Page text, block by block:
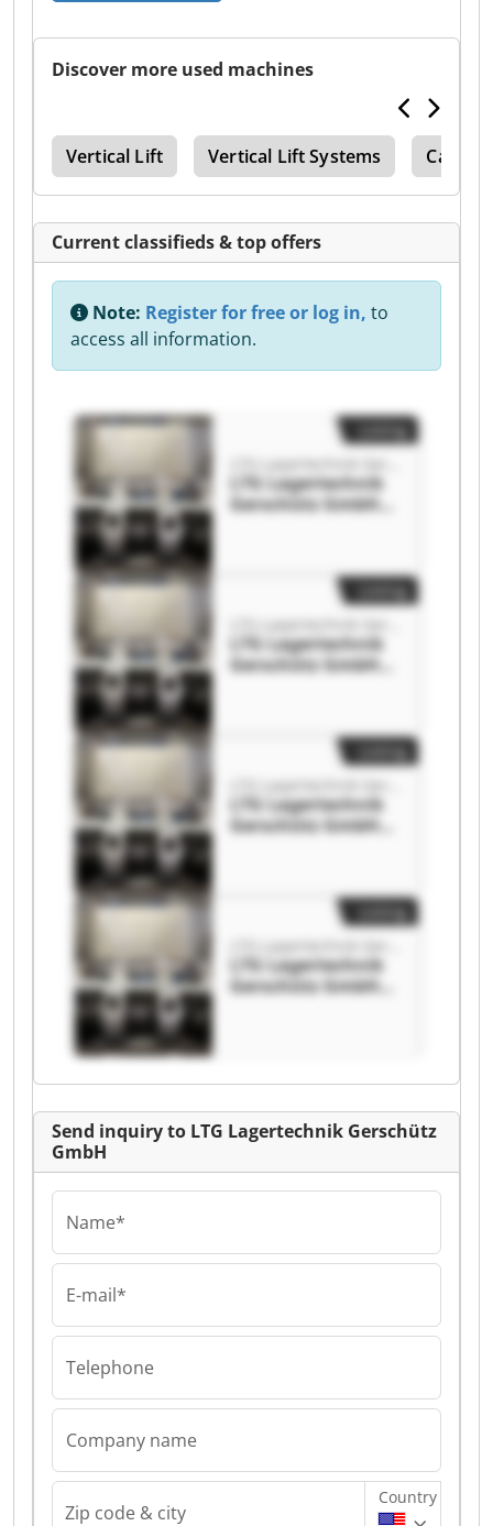
Discover more used machines
Vertical Lift Vertical Lift Systems
Current classifieds & top offers
Note: Register for free or log in, to
access all information.
LTG Lagertechnik
Gerschütz GmbH
LTG Lagertechnik
Gerschütz GmbH
LTG Lagertechnik
Gerschütz GmbH
LTG Lagertechnik
Gerschütz GmbH
Send inquiry to LTG Lagertechnik Gerschütz
GmbH
Name*
E-mail*
Telephone
Company name
Zip code & city
Country